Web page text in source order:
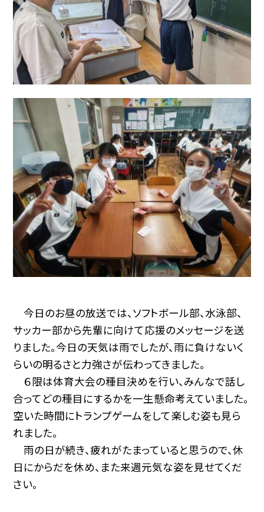
今日のお昼の放送では、ソフトボール部、水泳部、
サッカー部から先輩に向けて応援のメッセージを送
りました。今日の天気は雨でしたが、雨に負けないく
らいの明るさと力強さが伝わってきました。
６限は体育大会の種目決めを行い、みんなで話し
合ってどの種目にするかを一生懸命考えていました。
空いた時間にトランプゲームをして楽しむ姿も見ら
れました。
雨の日が続き、疲れがたまっていると思うので、休
日にからだを休め、また来週元気な姿を見せてくだ
さい。